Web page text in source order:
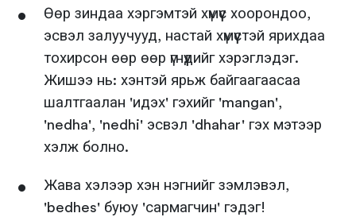
Өөр зиндаа хэргэмтэй хүмүүс хоорондоо,
эсвэл залуучууд, настай хүмүүстэй ярихдаа
тохирсон өөр өөр үгнүүдийг хэрэглэдэг.
Жишээ нь: хэнтэй ярьж байгаагаасаа
шалтгаалан 'идэх' гэхийг 'mangan',
'nedha', 'nedhi' эсвэл 'dhahar' гэх мэтээр
хэлж болно.
Жава хэлээр хэн нэгнийг зэмлэвэл,
'bedhes' буюу 'сармагчин' гэдэг!